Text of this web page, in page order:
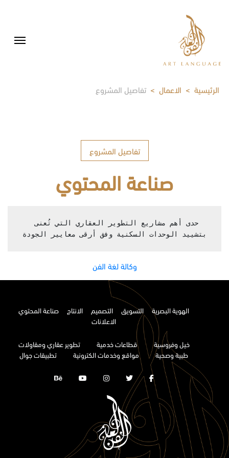
الرئيسية > الاعمال > تفاصيل المشروع
تفاصيل المشروع
صناعة المحتوي
حدى أهم مشاريع التطوير العقاري التي تُعنى
بتشييد الوحدات السكنية وفق أرقى معايير الجودة
وكالة لغة الفن
الهوية البصرية التسويق التصميم الانتاج
صناعة المحتوي
الاعلانات
خيل وفروسية قطاعات خدمية
تطوير عقاري ومقاولات
طبية وصحية
مواقع وخدمات الكترونية تطبيقات جوال